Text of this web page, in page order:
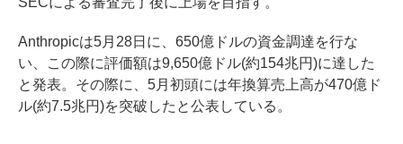
Anthropicは5月28日に、650億ドルの資金調達を行な
い、この際に評価額は9,650億ドル(約154兆円)に達した
と発表。その際に、5月初頭には年換算売上高が470億ド
ル(約7.5兆円)を突破したと公表している。